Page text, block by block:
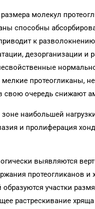
молекул
способны
к
дезорганизации
протеогликаны,
свою очередь снижают
зоне наибольшей
и пролиферация
выявляются
протеогликанов и
участки
растрескивание